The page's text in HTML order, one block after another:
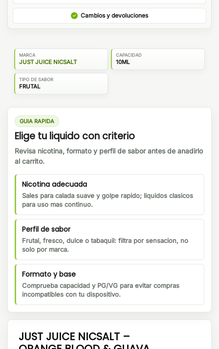
Cambios y devoluciones
MARCA
JUST JUICE NICSALT
CAPACIDAD
10ML
TIPO DE SABOR
FRUTAL
GUIA RAPIDA
Elige tu liquido con criterio
Revisa nicotina, formato y perfil de sabor antes de anadirlo
al carrito.
Nicotina adecuada
Sales para calada suave y golpe rapido; liquidos clasicos
para uso mas continuo.
Perfil de sabor
Frutal, fresco, dulce o tabaquil: filtra por sensacion, no
solo por marca.
Formato y base
Comprueba capacidad y PG/VG para evitar compras
incompatibles con tu dispositivo.
JUST JUICE NICSALT –